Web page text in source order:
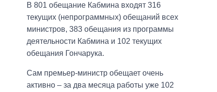
В 801 обещание Кабмина входят 316
текущих (непрограммных) обещаний всех
министров, 383 обещания из программы
деятельности Кабмина и 102 текущих
обещания Гончарука.
Сам премьер-министр обещает очень
активно – за два месяца работы уже 102